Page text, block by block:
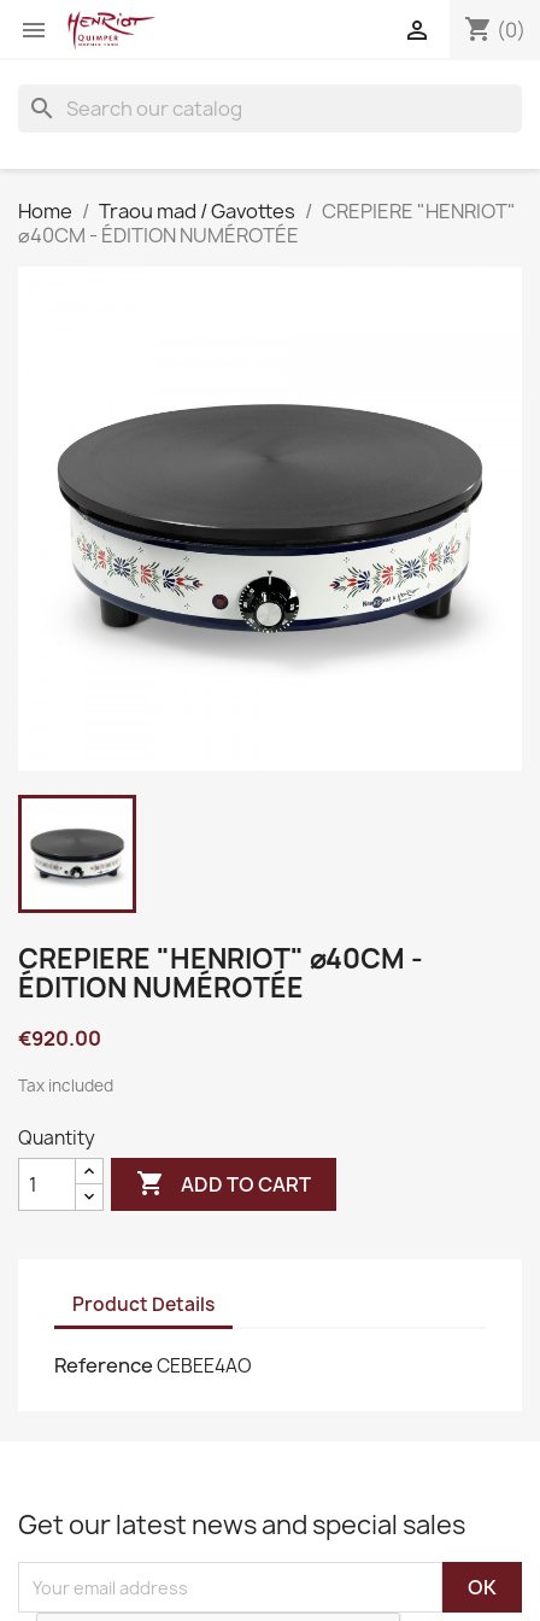
 shopping_cart (0)

search
Home Traou mad / Gavottes
CREPIERE "HENRIOT"
⌀40CM - ÉDITION NUMÉROTÉE
CREPIERE "HENRIOT" ⌀40CM -
ÉDITION NUMÉROTÉE
€920.00
Tax included
Quantity
 ADD TO CART
Product Details
ReferenceCEBEE4AO
Get our latest news and special sales